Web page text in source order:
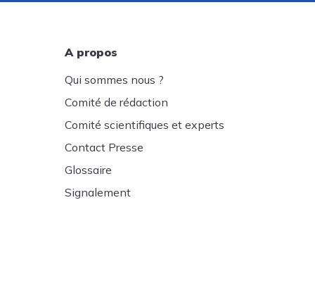
A propos
Qui sommes nous ?
Comité de rédaction
Comité scientifiques et experts
Contact Presse
Glossaire
Signalement